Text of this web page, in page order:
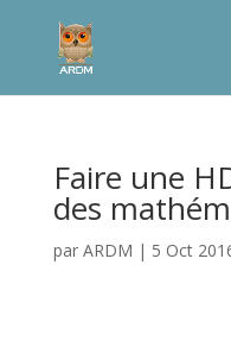
Faire une
des
par ARDM | 5 Oct